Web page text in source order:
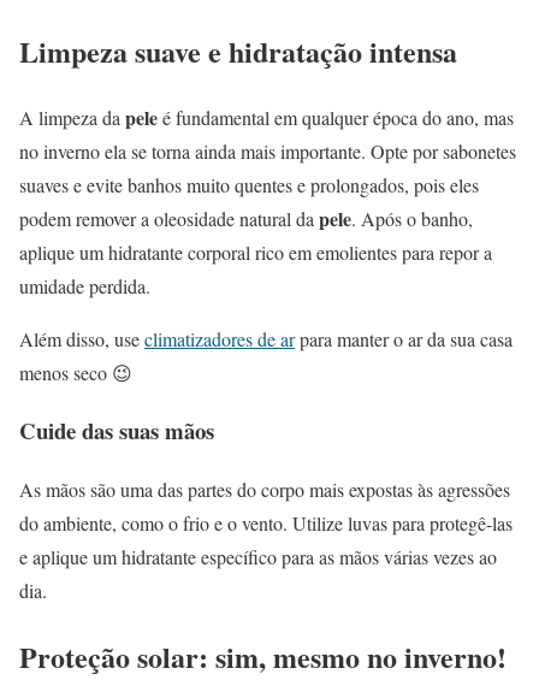
Limpeza suave e hidratação intensa
A limpeza da peleé fundamental em qualquer época do ano, mas
no inverno ela se torna ainda mais importante. Opte por sabonetes
suaves e evite banhos muito quentes e prolongados, pois eles
podem remover a oleosidade natural da pele. Após o banho,
aplique um hidratante corporal rico em emolientes para repor a
umidade perdida.
Além disso, useclimatizadores de arpara manter o ar da sua casa
menos seco 😉
Cuide das suas mãos
As mãos são uma das partes do corpo mais expostas às agressões
do ambiente, como o frio e o vento. Utilize luvas para protegê-las
e aplique um hidratante específico para as mãos várias vezes ao
dia.
Proteção solar: sim, mesmo no inverno!